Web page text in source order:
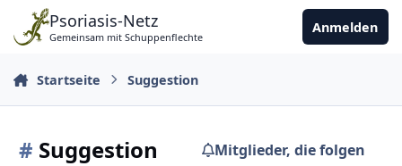
Zu Inhalt springen
Psoriasis-Netz
Gemeinsam mit Schuppenflechte
Anmelden
Startseite Suggestion
# Suggestion Mitglieder, die folgen